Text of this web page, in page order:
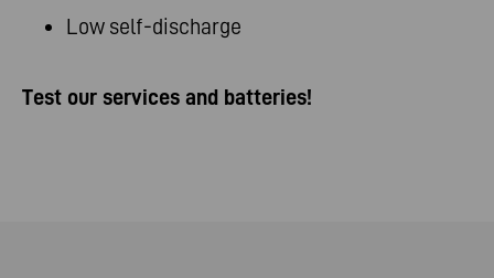
Low self-discharge
Test our services and batteries!